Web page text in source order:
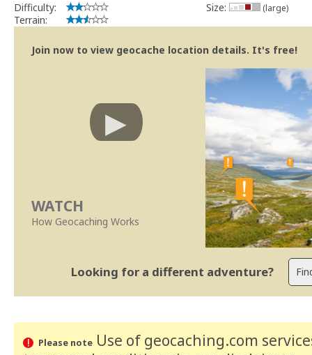
Difficulty:
Terrain:
Size: (large)
Join now to view geocache location details. It's free!
WATCH
How Geocaching Works
Looking for a different adventure?
Please noteUse of geocaching.com